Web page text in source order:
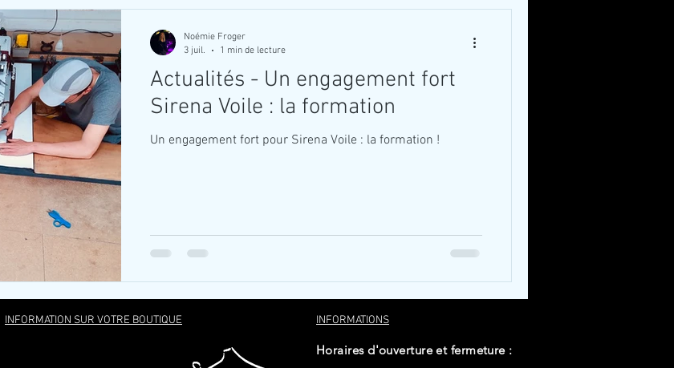
Actualités - Un engagement fort
Sirena Voile : la formation
Un engagement fort pour Sirena Voile : la formation !
Noémie Froger
3 juil.
1 min de lecture
INFORMATION SUR VOTRE BOUTIQUE INFORMATIONS
Horaires d'ouverture et fermeture :